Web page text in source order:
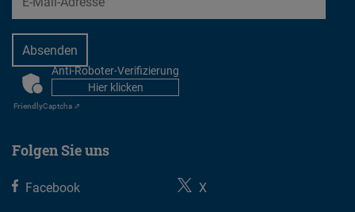
CAPTCHAAnti-Roboter-Verifizierung
Hier klicken
FriendlyCaptcha ⇗
Folgen Sie uns
Facebook
X